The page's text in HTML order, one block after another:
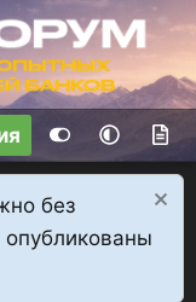
без